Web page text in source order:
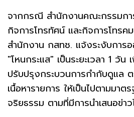
จากกรณี สำนักงานคณะกรรมกา
กิจการโทรทัศน์ และกิจการโทร
สำนักงาน กสทช. แจ้งระงับการ
"โหนกระแส" เป็นระยะเวลา 1 วัน
ปรับปรุงกระบวนการกำกับดูแล
เนื้อหารายการ ให้เป็นไปตามมาต
จริยธรรม ตามที่มีการนำเสนอข่า